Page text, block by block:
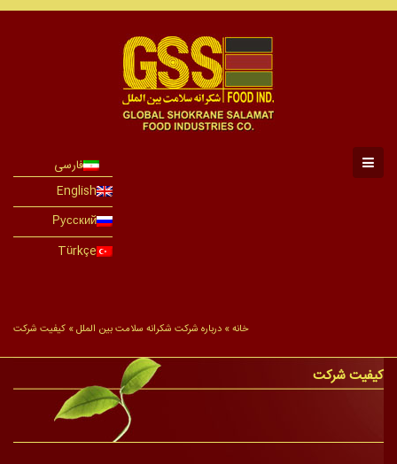
فارسی
English
Русский
Türkçe
خانه» درباره شرکت شکرانه سلامت بین الملل» کیفیت شرکت
کیفیت شرکت